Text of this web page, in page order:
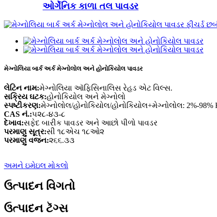
ઓર્ગેનિક કાળા તલ પાવડર
મેગ્નોલિયા બાર્ક અર્ક મેગ્નોલોલ અને હોનોકિયોલ પાવડર
લેટિન નામ:મેગ્નોલિયા ઑફિસિનાલિસ રેહડ એટ વિલ્સ.
સક્રિય ઘટક:હોનોકિયોલ અને મેગ્નોલો
સ્પષ્ટીકરણ:મેગ્નોલોલ/હોનોકિયોલ/હોનોકિયોલ+મેગ્નોલોલ: 2%-98%
CAS નં.:૫૨૮-૪૩-૮
દેખાવ:સફેદ બારીક પાવડર અને આછો પીળો પાવડર
પરમાણુ સૂત્ર:સી ૧૮એચ ૧૮ઓ૨
પરમાણુ વજન:૨૬૬.૩૩
અમને ઇમેઇલ મોકલો
ઉત્પાદન વિગતો
ઉત્પાદન ટૅગ્સ